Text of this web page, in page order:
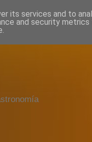
its services and to
and security